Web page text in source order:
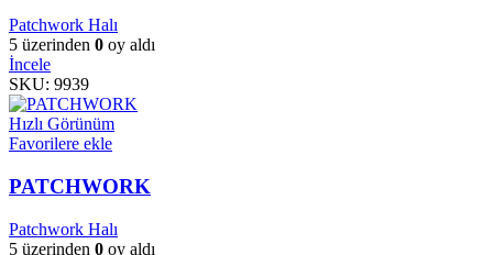
Patchwork Halı
5 üzerinden 0 oy aldı
İncele
SKU: 9939
Hızlı Görünüm
Favorilere ekle
PATCHWORK
Patchwork Halı
5 üzerinden 0 oy aldı